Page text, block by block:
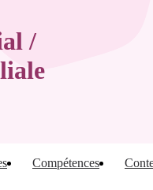
/
Compétences